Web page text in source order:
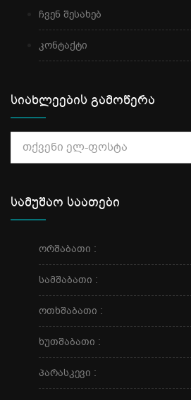
ჩვენ შესახებ
კონტაქტი
სიახლეების გამოწერა
სამუშაო საათები
ორშაბათი :
სამშაბათი :
ოთხშაბათი :
ხუთშაბათი :
პარასკევი :